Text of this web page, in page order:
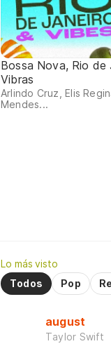
Bossa Nova, Rio de
Vibras
Arlindo Cruz, Elis
Mendes...
Lo más visto
Todos
Pop
august
Taylor Swift